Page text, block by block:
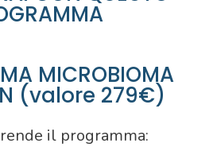
MICROBIOMA
(valore 279€)
il programma: